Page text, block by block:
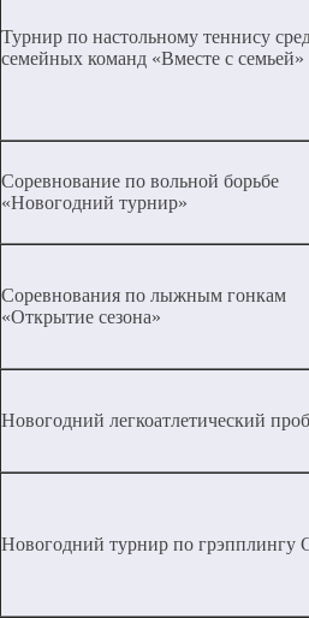
Турнир по настольному теннису
семейных команд «Вместе с семьей»
Соревнование по вольной борьбе
«Новогодний турнир»
Соревнования по лыжным гонкам
«Открытие сезона»
Новогодний легкоатлетический
Новогодний турнир по грэпплингу